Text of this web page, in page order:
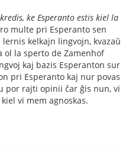
ke Esperanto estis kiel la
multe pri Esperanto sen
kelkajn lingvojn, kvazaŭ
la sperto de Zamenhof
kaj bazis Esperanton sur
pri Esperanto kaj nur povas
por rajti opinii ĉar ĝis nun, vi
vi mem agnoskas.